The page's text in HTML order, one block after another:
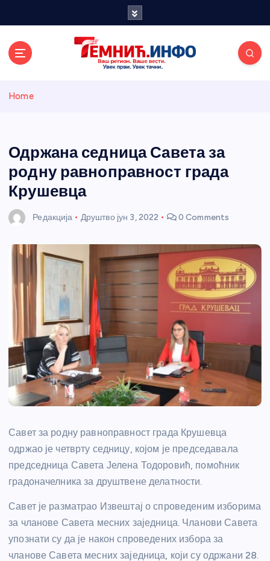
и портал
Home
Одржана седница Савета за
родну равноправност града
Крушевца
Редакција Друштво јун 3, 2022 0 Comments
Савет за родну равноправност града Крушевца
одржао је четврту седницу, којом је председавала
председница Савета Јелена Тодоровић, помоћник
градоначелника за друштвене делатности.
Савет је разматрао Извештај о спроведеним изборима
за чланове Савета месних заједница. Чланови Савета
упознати су да је након спроведених избора за
чланове Савета месних заједница, који су одржани 28.